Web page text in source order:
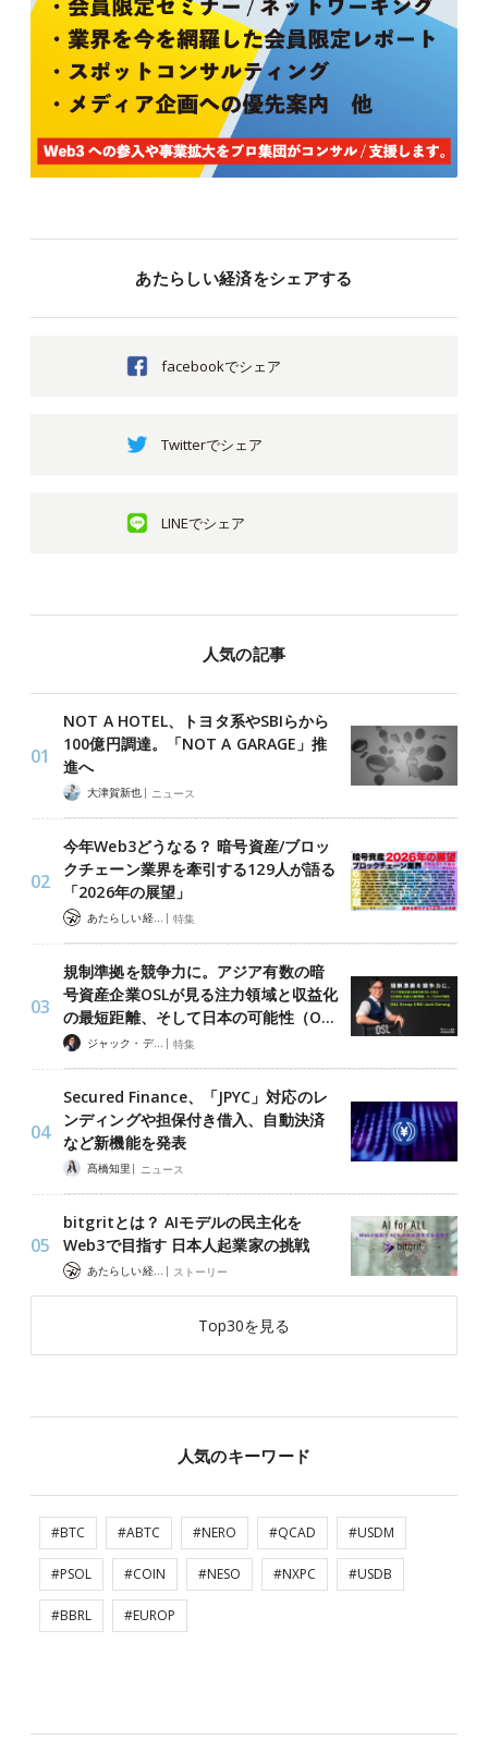
あたらしい経済をシェアする
facebookでシェア
Twitterでシェア
LINEでシェア
人気の記事
NOT A HOTEL、トヨタ系やSBIらから
100億円調達。「NOT A GARAGE」推
進へ
大津賀新也 | ニュース
今年Web3どうなる？ 暗号資産/ブロッ
クチェーン業界を牽引する129人が語る
「2026年の展望」
あたらしい経済 編集部 | 特集
規制準拠を競争力に。アジア有数の暗
号資産企業OSLが見る注力領域と収益化
の最短距離、そして日本の可能性（O…
ジャック・デロン（Jack Derong） | 特集
Secured Finance、「JPYC」対応のレ
ンディングや担保付き借入、自動決済
など新機能を発表
髙橋知里 | ニュース
bitgritとは？ AIモデルの民主化を
Web3で目指す 日本人起業家の挑戦
あたらしい経済 編集部 | ストーリー
Top30を見る
人気のキーワード
#BTC #ABTC #NERO #QCAD #USDM
#PSOL #COIN #NESO #NXPC #USDB
#BBRL #EUROP